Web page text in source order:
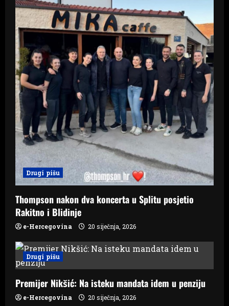
Drugi pišu
Thompson nakon dva koncerta u Splitu posjetio
Rakitno i Blidinje
e-Hercegovina 20 siječnja, 2026
Drugi pišu
Premijer Nikšić: Na isteku mandata idem u penziju
e-Hercegovina 20 siječnja, 2026